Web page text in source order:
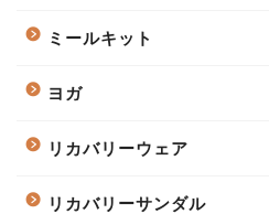
ミールキット
ヨガ
リカバリーウェア
リカバリーサンダル